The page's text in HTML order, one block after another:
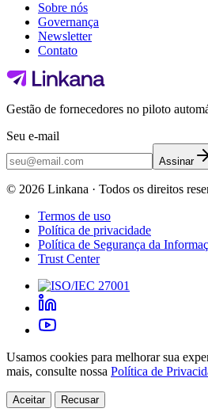
Sobre nós
Governança
Newsletter
Contato
Gestão de fornecedores no piloto
Seu e-mail
Assinar
© 2026 Linkana · Todos os direitos
Termos de uso
Política de privacidade
Política de Segurança da
Trust Center
Usamos cookies para melhorar sua
mais, consulte nossa Política de
Aceitar Recusar